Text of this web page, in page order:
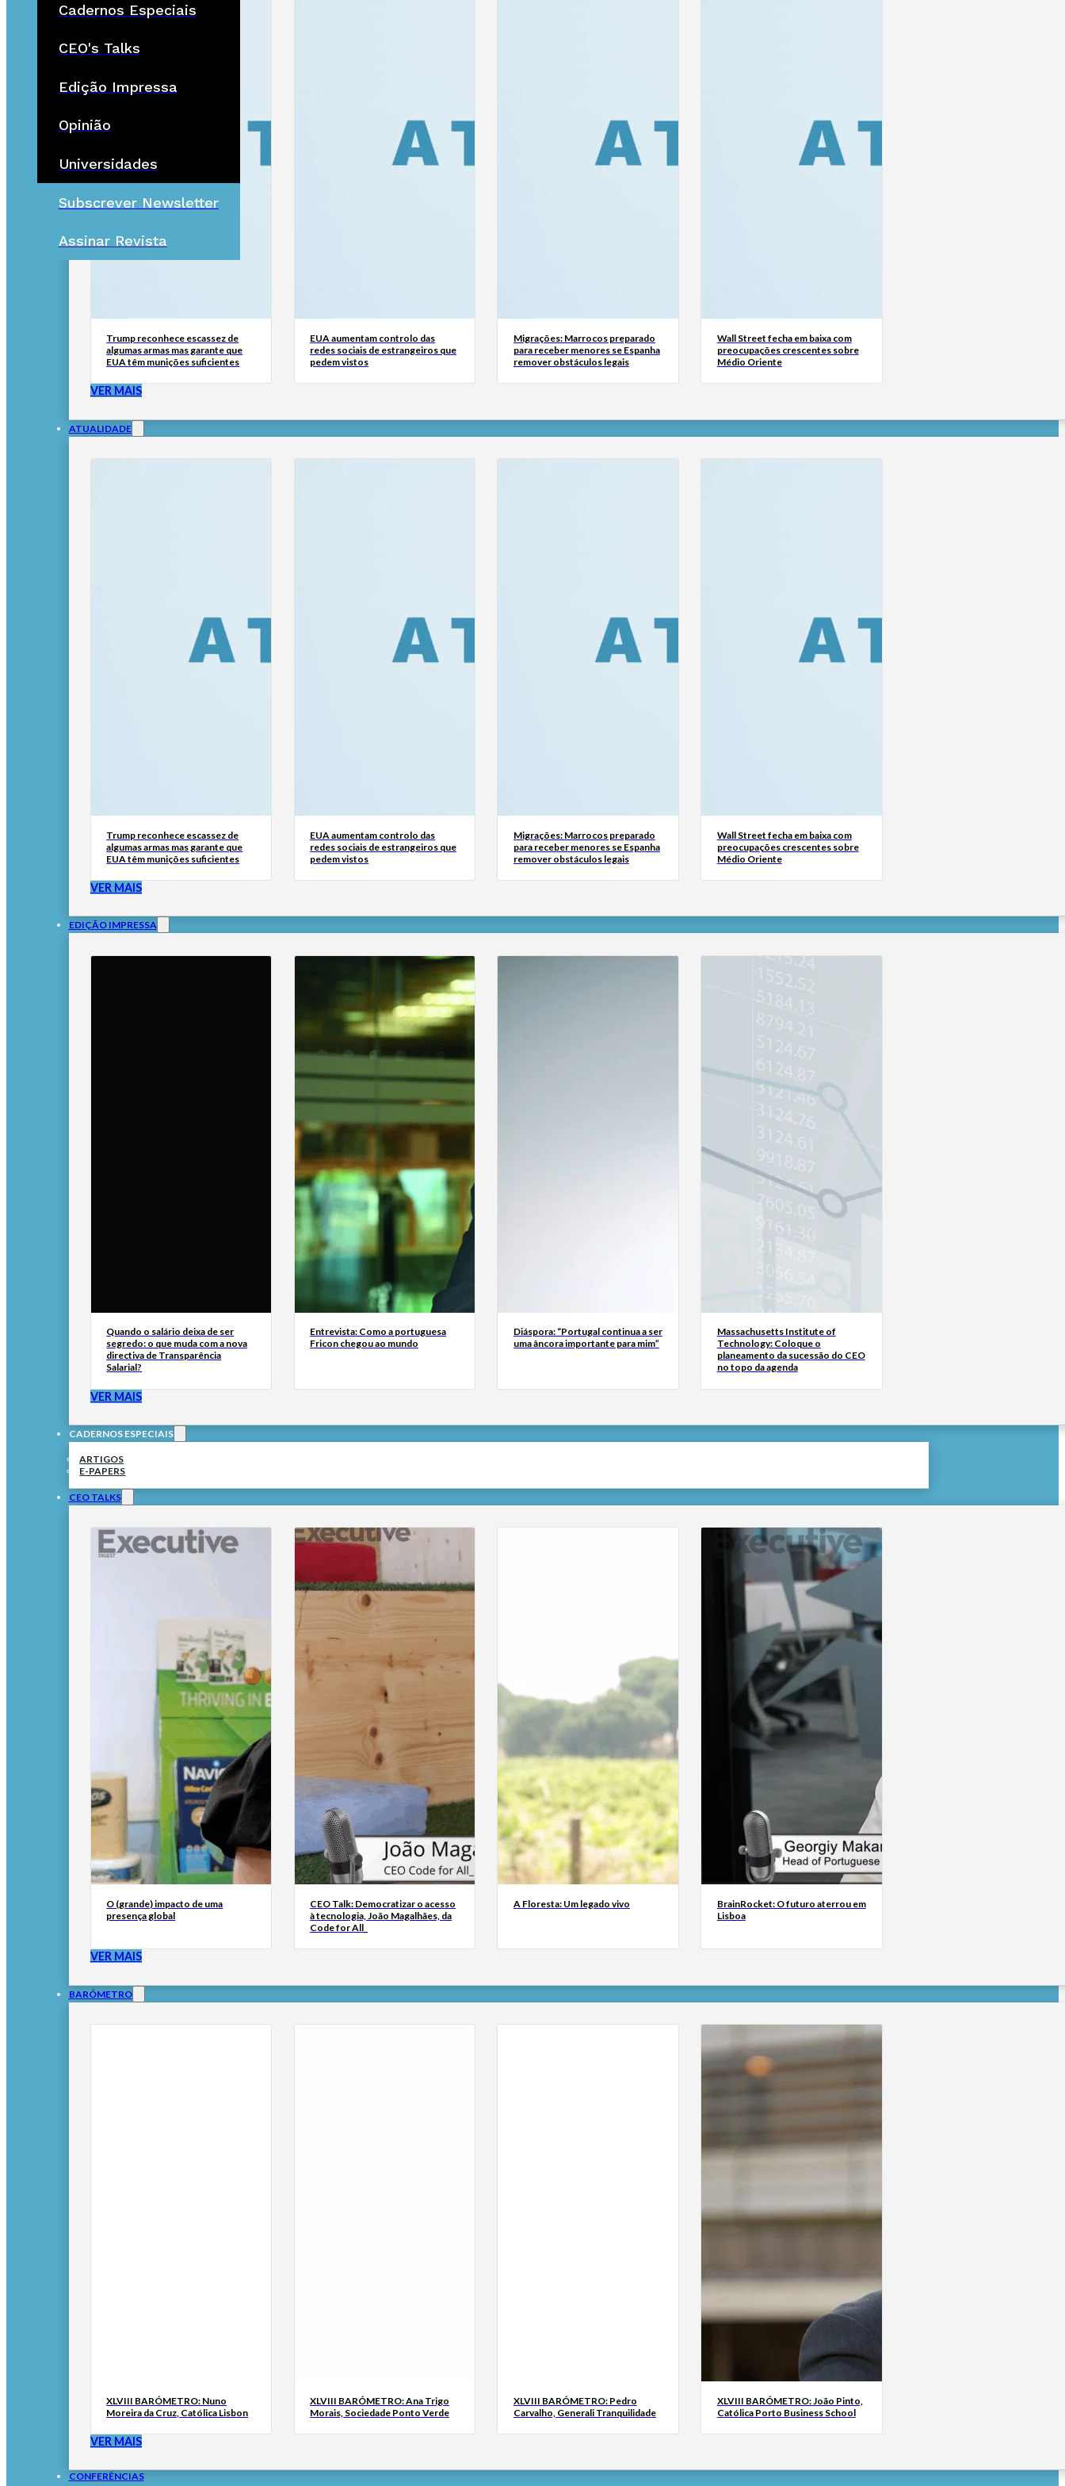
Cadernos Especiais
CEO's Talks
Edição Impressa
Opinião
Universidades
Subscrever Newsletter
Assinar Revista
Trump reconhece escassez de
algumas armas mas garante que
EUA têm munições suficientes
EUA aumentam controlo das
redes sociais de estrangeiros que
pedem vistos
Migrações: Marrocos preparado
para receber menores se Espanha
remover obstáculos legais
Wall Street fecha em baixa com
preocupações crescentes sobre
Médio Oriente
VER MAIS
ATUALIDADE
Trump reconhece escassez de
algumas armas mas garante que
EUA têm munições suficientes
EUA aumentam controlo das
redes sociais de estrangeiros que
pedem vistos
Migrações: Marrocos preparado
para receber menores se Espanha
remover obstáculos legais
Wall Street fecha em baixa com
preocupações crescentes sobre
Médio Oriente
VER MAIS
EDIÇÃO IMPRESSA
Quando o salário deixa de ser
segredo: o que muda com a nova
directiva de Transparência
Salarial?
Entrevista: Como a portuguesa
Fricon chegou ao mundo
Diáspora: “Portugal continua a ser
uma âncora importante para mim”
Massachusetts Institute of
Technology: Coloque o
planeamento da sucessão do CEO
no topo da agenda
VER MAIS
CADERNOS ESPECIAIS
ARTIGOS
E-PAPERS
CEO TALKS
O (grande) impacto de uma
presença global
CEO Talk: Democratizar o acesso
à tecnologia, João Magalhães, da
Code for All_
A Floresta: Um legado vivo
BrainRocket: O futuro aterrou em
Lisboa
VER MAIS
BARÓMETRO
XLVIII BARÓMETRO: Nuno
Moreira da Cruz, Católica Lisbon
XLVIII BARÓMETRO: Ana Trigo
Morais, Sociedade Ponto Verde
XLVIII BARÓMETRO: Pedro
Carvalho, Generali Tranquilidade
XLVIII BARÓMETRO: João Pinto,
Católica Porto Business School
VER MAIS
CONFERÊNCIAS